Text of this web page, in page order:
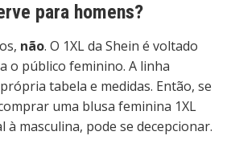
para homens?
não. O 1XL da Shein é voltado
o público feminino. A linha
tabela e medidas. Então, se
uma blusa feminina 1XL
à masculina, pode se decepcionar.